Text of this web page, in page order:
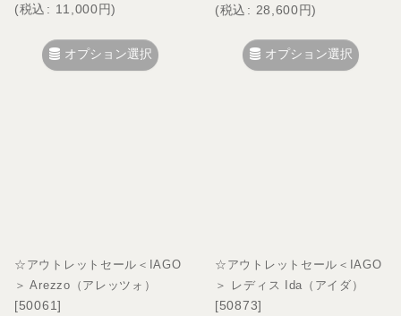
(税込 : 11,000円)
オプション選択
(税込 : 28,600円)
オプション選択
☆アウトレットセール＜IAGO
＞ Arezzo（アレッツォ）
[50061]
☆アウトレットセール＜IAGO
＞ レディス Ida（アイダ）
[50873]